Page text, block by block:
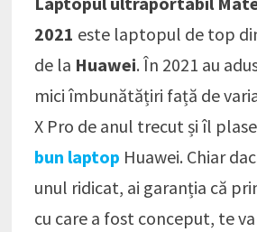
2021 este laptopul de top
de la Huawei. În 2021 au
mici îmbunătățiri față de
X Pro de anul trecut și îl
bun laptop Huawei. Chiar
unul ridicat, ai garanția că
cu care a fost conceput, te